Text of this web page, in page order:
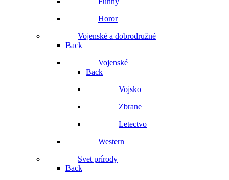
Horor
Vojenské a dobrodružné
Back
Vojenské
Back
Vojsko
Zbrane
Letectvo
Western
Svet prírody
Back